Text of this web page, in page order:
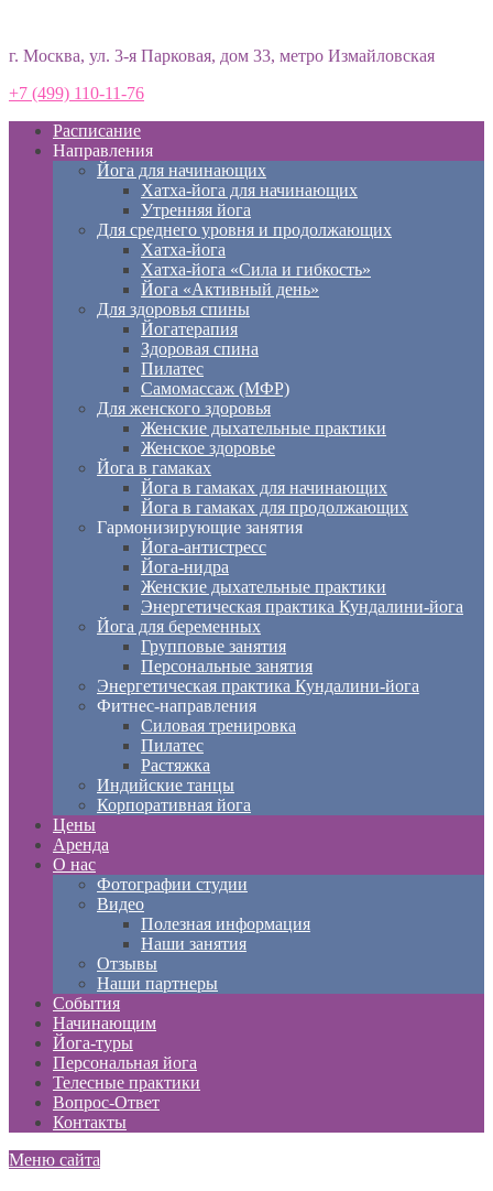
г. Москва, ул. 3-я Парковая, дом 33, метро Измайловская
+7 (499) 110-11-76
Расписание
Направления
Йога для начинающих
Хатха-йога для начинающих
Утренняя йога
Для среднего уровня и продолжающих
Хатха-йога
Хатха-йога «Сила и гибкость»
Йога «Активный день»
Для здоровья спины
Йогатерапия
Здоровая спина
Пилатес
Самомассаж (МФР)
Для женского здоровья
Женские дыхательные практики
Женское здоровье
Йога в гамаках
Йога в гамаках для начинающих
Йога в гамаках для продолжающих
Гармонизирующие занятия
Йога-антистресс
Йога-нидра
Женские дыхательные практики
Энергетическая практика Кундалини-йога
Йога для беременных
Групповые занятия
Персональные занятия
Энергетическая практика Кундалини-йога
Фитнес-направления
Силовая тренировка
Пилатес
Растяжка
Индийские танцы
Корпоративная йога
Цены
Аренда
О нас
Фотографии студии
Видео
Полезная информация
Наши занятия
Отзывы
Наши партнеры
События
Начинающим
Йога-туры
Персональная йога
Телесные практики
Вопрос-Ответ
Контакты
Меню сайта